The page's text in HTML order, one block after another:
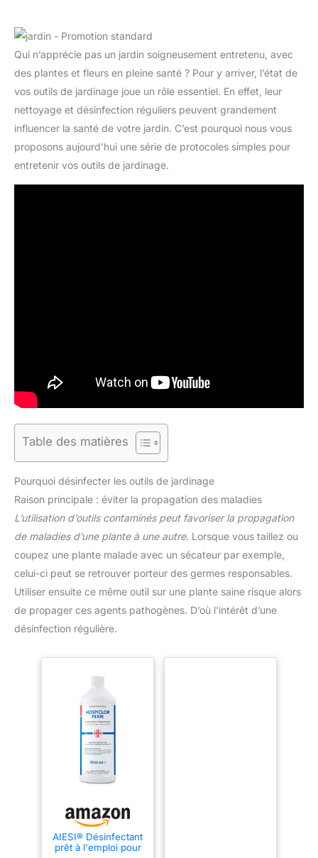
Qui n’apprécie pas un jardin soigneusement entretenu, avec
des plantes et fleurs en pleine santé ? Pour y arriver, l’état de
vos outils de jardinage joue un rôle essentiel. En effet, leur
nettoyage et désinfection réguliers peuvent grandement
influencer la santé de votre jardin. C’est pourquoi nous vous
proposons aujourd’hui une série de protocoles simples pour
entretenir vos outils de jardinage.
Table des matières
Pourquoi désinfecter les outils de jardinage
Raison principale : éviter la propagation des maladies
L’utilisation d’outils contaminés peut favoriser la propagation
de maladies d’une plante à une autre. Lorsque vous taillez ou
coupez une plante malade avec un sécateur par exemple,
celui-ci peut se retrouver porteur des germes responsables.
Utiliser ensuite ce même outil sur une plante saine risque alors
de propager ces agents pathogènes. D’où l’intérêt d’une
désinfection régulière.
AIESI® Désinfectant
prêt à l'emploi pour